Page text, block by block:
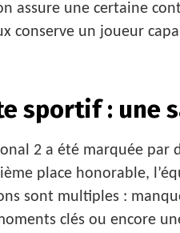
assure une certaine
conserve un joueur
sportif : une
2 a été marquée par
place honorable,
sont multiples :
clés ou encore